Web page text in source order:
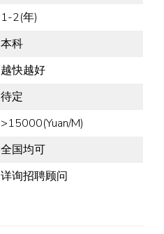
1-2(年)
本科
越快越好
待定
>15000(Yuan/M)
全国均可
详询招聘顾问